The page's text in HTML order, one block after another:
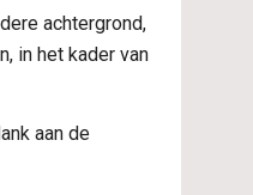
achtergrond,
in het kader van
aan de